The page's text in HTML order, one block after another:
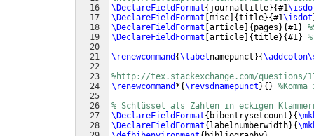
16
17
18
19
20
21
22
23
24
25
26
27
28
\DeclareFieldFormat{ journaltitle}{#1
\DeclareFieldFormat misc {title}{#1\isdot
\DeclareFieldFormat article { pages }{#1}
\DeclareFieldFormat article {title}{#1}
\renewcommand {\labelnamepunct }{
%http://tex.stackexchange.com/questions/
\renewcommand *{\revsdnamepunct }{ }
% Schlüssel als Zahlen in eckigen
\DeclareFieldFormat{ bibentrysetcount }{
\DeclareFieldFormat{ labelnumberwidth}{